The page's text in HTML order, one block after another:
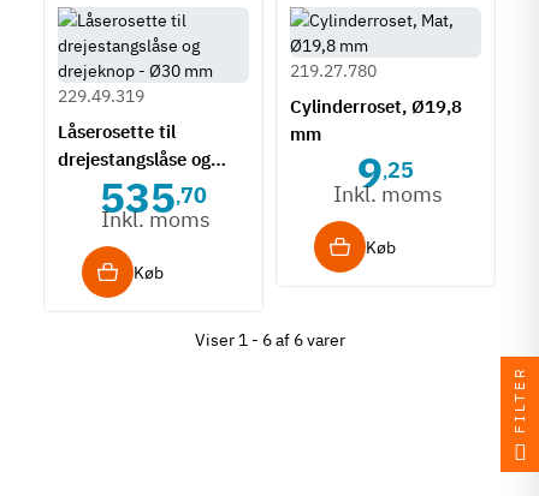
Låserosette til
drejestangslåse og
drejeknop - Ø30 mm
229.49.319
535,70
Inkl. moms
Køb
Cylinderroset, Ø19,8
mm
219.27.780
9,25
Inkl. moms
Køb
Viser 1 - 6 af 6 varer
FILTER